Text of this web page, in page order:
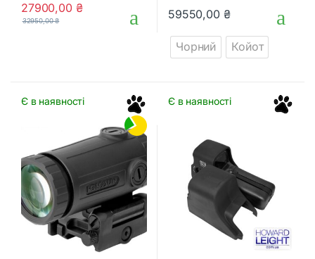
0
o
27900,00 ₴
32950,00₴
0
o
t
f
59550,00 ₴
Цей товар має кілька
Чорний Койот
Є в наявності Є в наявності